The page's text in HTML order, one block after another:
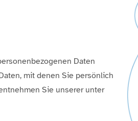
Daten
mit denen Sie persönlich
Sie unserer unter